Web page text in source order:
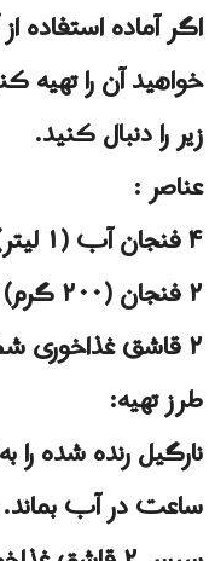
اگر آماده
خواهید آن را تهیه
زیر را دنبال کنید.
عناصر :
۴ فنجان آب (۱ لیتر)
۲ فنجان (۲۰۰ گرم) نارگیل رنده شده شیرین نشده.
۲ قاشق غذاخوری شکر قهوه ای خام
طرز تهیه:
نارگیل رنده شده
ساعت در آب بماند.